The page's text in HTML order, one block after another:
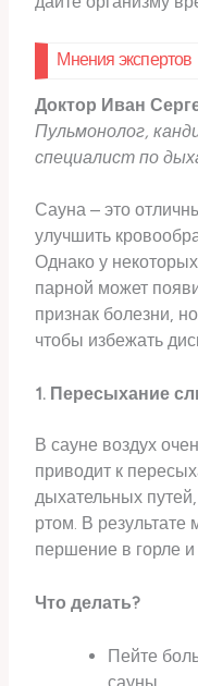
Мнения экспертов
Доктор Иван
Пульмонолог,
специалист по
Сауна – это
улучшить
Однако у
парной может
признак болезни,
чтобы избежать
1. Пересыхание
В сауне воздух
приводит к
дыхательных
ртом. В результате
першение в горле и
Что делать?
Пейте